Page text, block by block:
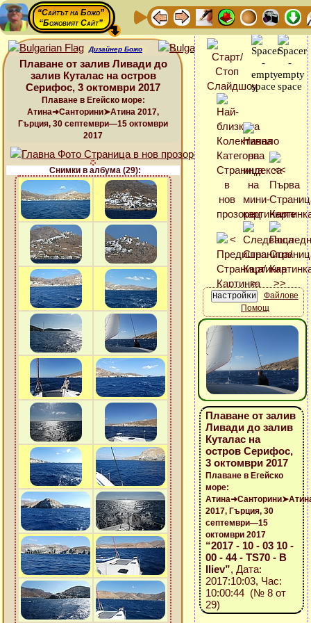
“Сайтът на Божо”
“Божовият Сайт”
Дизайнер Божо
Плаване от залив Ливади до
залив Куталас на остров
Серифос, 3 октомври 2017
Плаване в Егейско море:
Атина➜Санторини➤Атина 2017,
Гърция, 30 септември—15 октомври
2017
Снимки в албума (29):
Файлове
Помощ
Плаване от залив
Ливади до залив
Куталас на
остров Серифос,
3 октомври 2017
Плаване в Егейско
море:
2017, Гърция, 30
септември—15
октомври 2017
“2017 - 10 - 03 10 -
00 - 44 - TS70 - B
Iliev”, Дата:
2017:10:03, Час:
10:00:44 (№ 8 от
29)